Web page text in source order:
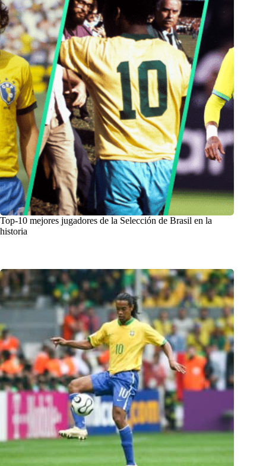
Top-10 mejores jugadores de la Selección de Brasil en la
historia